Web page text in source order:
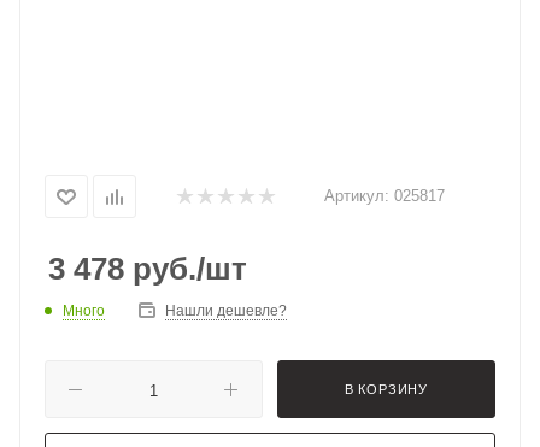
Артикул: 025817
3 478 руб./шт
Много Нашли дешевле?
В КОРЗИНУ